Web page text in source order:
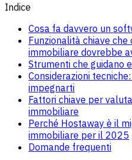
Indice
Cosa fa davvero un
Funzionalità chiave
immobiliare dovrebbe
Strumenti che guidano
Considerazioni
impegnarti
Fattori chiave per
immobiliare
Perché Hostaway è il
immobiliare per il 2025
Domande frequenti